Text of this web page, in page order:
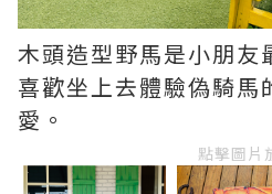
木頭造型野馬是小朋友
喜歡坐上去體驗偽騎馬
愛。
點擊圖片